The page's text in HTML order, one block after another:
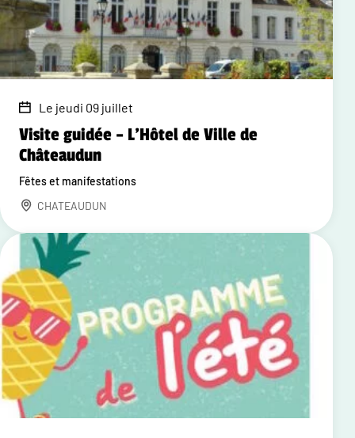
Le jeudi 09 juillet
Visite guidée – L'Hôtel de Ville de
Châteaudun
Fêtes et manifestations
CHATEAUDUN